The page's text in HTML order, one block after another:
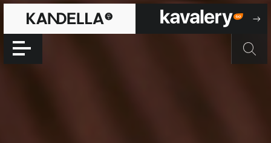
EXTERIEUR
Accéder directement au contenu de la page